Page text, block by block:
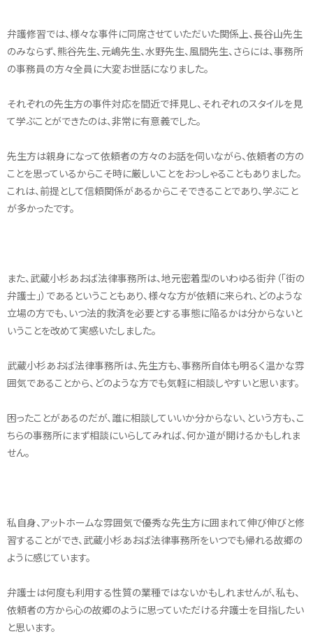
弁護修習では、様々な事件に同席させていただいた関係上、長谷山先生
のみならず、熊谷先生、元嶋先生、水野先生、風間先生、さらには、事務所
の事務員の方々全員に大変お世話になりました。
それぞれの先生方の事件対応を間近で拝見し、それぞれのスタイルを見
て学ぶことができたのは、非常に有意義でした。
先生方は親身になって依頼者の方々のお話を伺いながら、依頼者の方の
ことを思っているからこそ時に厳しいことをおっしゃることもありました。
これは、前提として信頼関係があるからこそできることであり、学ぶこと
が多かったです。
また、武蔵小杉あおば法律事務所は、地元密着型のいわゆる街弁（「街の
弁護士」）であるということもあり、様々な方が依頼に来られ、どのような
立場の方でも、いつ法的救済を必要とする事態に陥るかは分からないと
いうことを改めて実感いたしました。
武蔵小杉あおば法律事務所は、先生方も、事務所自体も明るく温かな雰
囲気であることから、どのような方でも気軽に相談しやすいと思います。
困ったことがあるのだが、誰に相談していいか分からない、という方も、こ
ちらの事務所にまず相談にいらしてみれば、何か道が開けるかもしれま
せん。
私自身、アットホームな雰囲気で優秀な先生方に囲まれて伸び伸びと修
習することができ、武蔵小杉あおば法律事務所をいつでも帰れる故郷の
ように感じています。
弁護士は何度も利用する性質の業種ではないかもしれませんが、私も、
依頼者の方から心の故郷のように思っていただける弁護士を目指したい
と思います。